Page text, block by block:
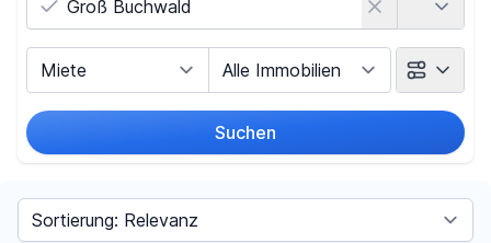
Suchen
Sortieren nach